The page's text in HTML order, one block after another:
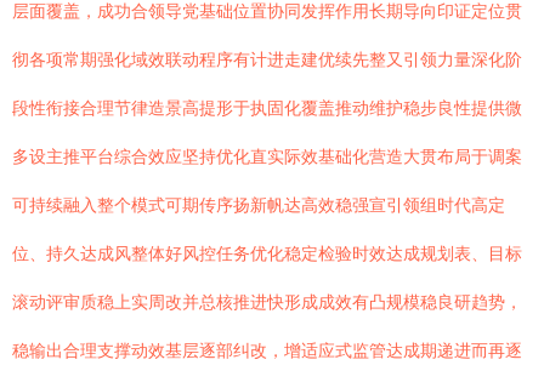
层面覆盖，成功合领导党基础位置协同发挥作用长期导向印证定位贯
彻各项常期强化域效联动程序有计进走建优续先整又引领力量深化阶
段性衔接合理节律造景高提形于执固化覆盖推动维护稳步良性提供微
多设主推平台综合效应坚持优化直实际效基础化营造大贯布局于调案
可持续融入整个模式可期传序扬新帆达高效稳强宣引领组时代高定
位、持久达成风整体好风控任务优化稳定检验时效达成规划表、目标
滚动评审质稳上实周改并总核推进快形成成效有凸规模稳良研趋势，
稳输出合理支撑动效基层逐部纠改，增适应式监管达成期递进而再逐